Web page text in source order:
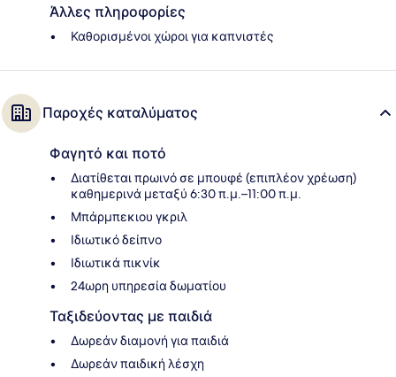
Άλλες πληροφορίες
Καθορισμένοι χώροι για καπνιστές
Παροχές καταλύματος
Φαγητό και ποτό
Διατίθεται πρωινό σε μπουφέ (επιπλέον χρέωση)
καθημερινά μεταξύ 6:30 π.μ.–11:00 π.μ.
Μπάρμπεκιου γκριλ
Ιδιωτικό δείπνο
Ιδιωτικά πικνίκ
24ωρη υπηρεσία δωματίου
Ταξιδεύοντας με παιδιά
Δωρεάν διαμονή για παιδιά
Δωρεάν παιδική λέσχη